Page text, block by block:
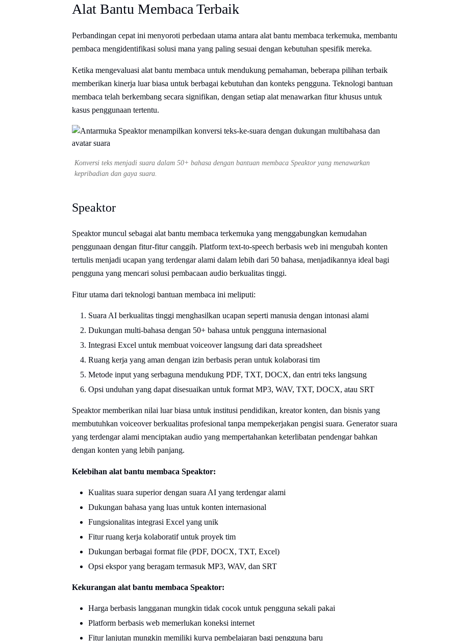
Alat Bantu Membaca Terbaik
Perbandingan cepat ini menyoroti perbedaan utama antara alat bantu membaca terkemuka, membantu
pembaca mengidentifikasi solusi mana yang paling sesuai dengan kebutuhan spesifik mereka.
Ketika mengevaluasi alat bantu membaca untuk mendukung pemahaman, beberapa pilihan terbaik
memberikan kinerja luar biasa untuk berbagai kebutuhan dan konteks pengguna. Teknologi bantuan
membaca telah berkembang secara signifikan, dengan setiap alat menawarkan fitur khusus untuk
kasus penggunaan tertentu.
Konversi teks menjadi suara dalam 50+ bahasa dengan bantuan membaca Speaktor yang menawarkan
kepribadian dan gaya suara.
Speaktor
Speaktor muncul sebagai alat bantu membaca terkemuka yang menggabungkan kemudahan
penggunaan dengan fitur-fitur canggih. Platform text-to-speech berbasis web ini mengubah konten
tertulis menjadi ucapan yang terdengar alami dalam lebih dari 50 bahasa, menjadikannya ideal bagi
pengguna yang mencari solusi pembacaan audio berkualitas tinggi.
Fitur utama dari teknologi bantuan membaca ini meliputi:
Suara AI berkualitas tinggi menghasilkan ucapan seperti manusia dengan intonasi alami
Dukungan multi-bahasa dengan 50+ bahasa untuk pengguna internasional
Integrasi Excel untuk membuat voiceover langsung dari data spreadsheet
Ruang kerja yang aman dengan izin berbasis peran untuk kolaborasi tim
Metode input yang serbaguna mendukung PDF, TXT, DOCX, dan entri teks langsung
Opsi unduhan yang dapat disesuaikan untuk format MP3, WAV, TXT, DOCX, atau SRT
Speaktor memberikan nilai luar biasa untuk institusi pendidikan, kreator konten, dan bisnis yang
membutuhkan voiceover berkualitas profesional tanpa mempekerjakan pengisi suara. Generator suara
yang terdengar alami menciptakan audio yang mempertahankan keterlibatan pendengar bahkan
dengan konten yang lebih panjang.
Kelebihan alat bantu membaca Speaktor:
Kualitas suara superior dengan suara AI yang terdengar alami
Dukungan bahasa yang luas untuk konten internasional
Fungsionalitas integrasi Excel yang unik
Fitur ruang kerja kolaboratif untuk proyek tim
Dukungan berbagai format file (PDF, DOCX, TXT, Excel)
Opsi ekspor yang beragam termasuk MP3, WAV, dan SRT
Kekurangan alat bantu membaca Speaktor:
Harga berbasis langganan mungkin tidak cocok untuk pengguna sekali pakai
Platform berbasis web memerlukan koneksi internet
Fitur lanjutan mungkin memiliki kurva pembelajaran bagi pengguna baru